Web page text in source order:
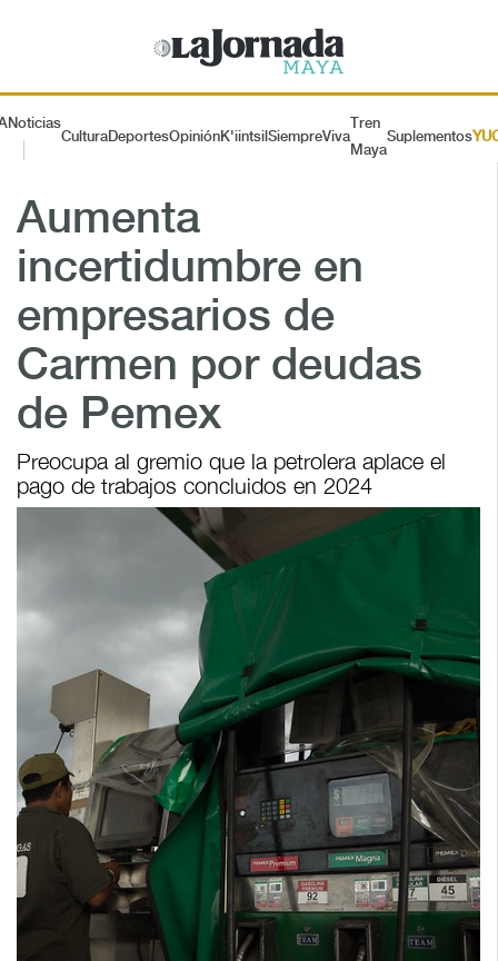
Noticias
CulturaDeportesOpiniónK'iintsil SiempreViva
Tren
Maya
Suplementos
Aumenta
incertidumbre en
empresarios de
Carmen por deudas
de Pemex
Preocupa al gremio que la petrolera aplace el
pago de trabajos concluidos en 2024